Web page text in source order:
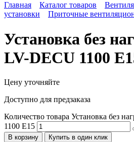
Главная Каталог товаров
установки
Приточные
Установка без
LV-DECU 1100
Цену уточняйте
Доступно для предзаказа
Количество товара Установка без
1100 E15
В корзину Купить в один клик